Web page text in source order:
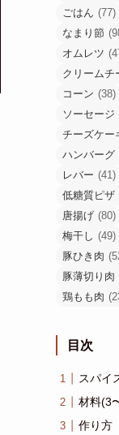
ごはん (77)
なまり節
オムレツ
クリームチ
コーン (38)
ソーセージ
チーズケー
ハンバーグ
レバー (41)
低糖質ピザ
唐揚げ (80)
梅干し (49)
豚ひき肉
豚薄切り肉
鶏もも肉
目次
スパイ
材料(3
作り方